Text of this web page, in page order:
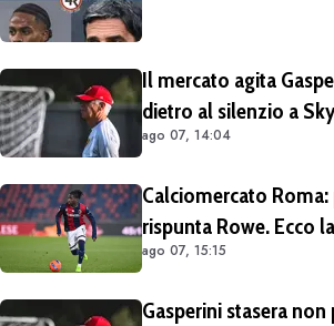
Il mercato agita
dietro al silenzio a
è emerso dal meeting
ago 07, 14:04
Calciomercato Roma:
rispunta Rowe. Ecco
Bologna
ago 07, 15:15
Gasperini stasera